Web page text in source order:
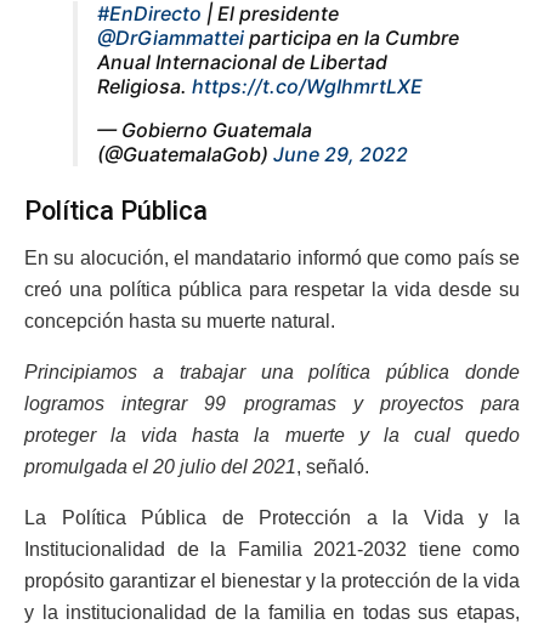
#EnDirecto | El presidente
@DrGiammattei participa en la Cumbre
Anual Internacional de Libertad
Religiosa. https://t.co/WgIhmrtLXE
— Gobierno Guatemala
(@GuatemalaGob) June 29, 2022
Política Pública
En su alocución, el mandatario informó que como país se
creó una política pública para respetar la vida desde su
concepción hasta su muerte natural.
Principiamos a trabajar una política pública donde
logramos integrar 99 programas y proyectos para
proteger la vida hasta la muerte y la cual quedo
promulgada el 20 julio del 2021, señaló.
La Política Pública de Protección a la Vida y la
Institucionalidad de la Familia 2021-2032 tiene como
propósito garantizar el bienestar y la protección de la vida
y la institucionalidad de la familia en todas sus etapas,